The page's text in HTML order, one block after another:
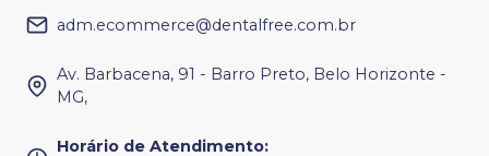
adm.ecommerce@dentalfree.com.br
Av. Barbacena, 91 - Barro Preto, Belo Horizonte -
MG,
Horário de Atendimento: